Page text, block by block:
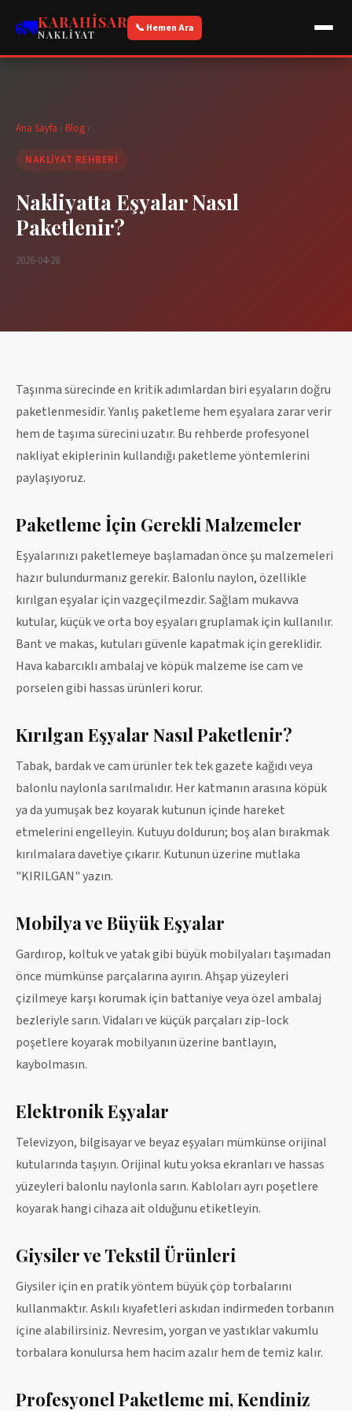
🚛KARAHISAR
NAKLIYAT
📞 Hemen Ara
Ana Sayfa › Blog ›
NAKLIYAT REHBERI
Nakliyatta Eşyalar Nasıl
Paketlenir?
2026-04-28
Taşınma sürecinde en kritik adımlardan biri eşyaların doğru
paketlenmesidir. Yanlış paketleme hem eşyalara zarar verir
hem de taşıma sürecini uzatır. Bu rehberde profesyonel
nakliyat ekiplerinin kullandığı paketleme yöntemlerini
paylaşıyoruz.
Paketleme İçin Gerekli Malzemeler
Eşyalarınızı paketlemeye başlamadan önce şu malzemeleri
hazır bulundurmanız gerekir. Balonlu naylon, özellikle
kırılgan eşyalar için vazgeçilmezdir. Sağlam mukavva
kutular, küçük ve orta boy eşyaları gruplamak için kullanılır.
Bant ve makas, kutuları güvenle kapatmak için gereklidir.
Hava kabarcıklı ambalaj ve köpük malzeme ise cam ve
porselen gibi hassas ürünleri korur.
Kırılgan Eşyalar Nasıl Paketlenir?
Tabak, bardak ve cam ürünler tek tek gazete kağıdı veya
balonlu naylonla sarılmalıdır. Her katmanın arasına köpük
ya da yumuşak bez koyarak kutunun içinde hareket
etmelerini engelleyin. Kutuyu doldurun; boş alan bırakmak
kırılmalara davetiye çıkarır. Kutunun üzerine mutlaka
"KIRILGAN" yazın.
Mobilya ve Büyük Eşyalar
Gardırop, koltuk ve yatak gibi büyük mobilyaları taşımadan
önce mümkünse parçalarına ayırın. Ahşap yüzeyleri
çizilmeye karşı korumak için battaniye veya özel ambalaj
bezleriyle sarın. Vidaları ve küçük parçaları zip-lock
poşetlere koyarak mobilyanın üzerine bantlayın,
kaybolmasın.
Elektronik Eşyalar
Televizyon, bilgisayar ve beyaz eşyaları mümkünse orijinal
kutularında taşıyın. Orijinal kutu yoksa ekranları ve hassas
yüzeyleri balonlu naylonla sarın. Kabloları ayrı poşetlere
koyarak hangi cihaza ait olduğunu etiketleyin.
Giysiler ve Tekstil Ürünleri
Giysiler için en pratik yöntem büyük çöp torbalarını
kullanmaktır. Askılı kıyafetleri askıdan indirmeden torbanın
içine alabilirsiniz. Nevresim, yorgan ve yastıklar vakumlu
torbalara konulursa hem hacim azalır hem de temiz kalır.
Profesyonel Paketleme mi, Kendiniz